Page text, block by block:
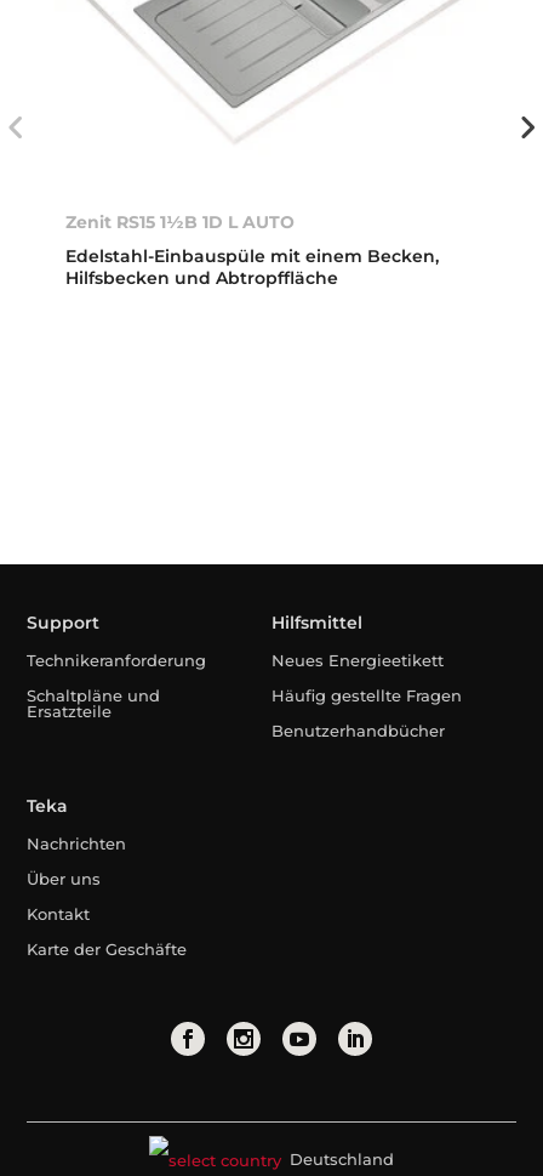
Zenit RS15 1½B 1D L AUTO
Edelstahl-Einbauspüle mit einem Becken,
Hilfsbecken und Abtropffläche
Support
Technikeranforderung
Schaltpläne und
Ersatzteile
Hilfsmittel
Neues Energieetikett
Häufig gestellte Fragen
Benutzerhandbücher
Teka
Nachrichten
Über uns
Kontakt
Karte der Geschäfte
Deutschland